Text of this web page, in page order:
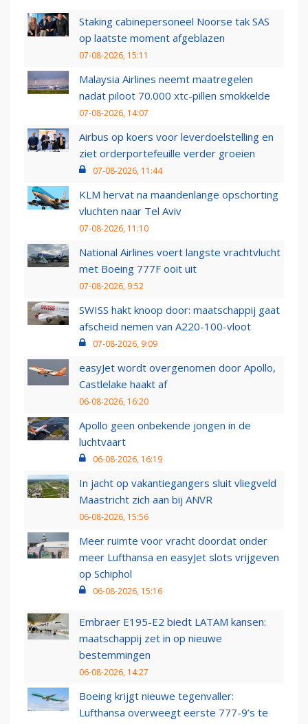
Staking cabinepersoneel Noorse tak SAS
op laatste moment afgeblazen
07-08-2026, 15:11
Malaysia Airlines neemt maatregelen
nadat piloot 70.000 xtc-pillen smokkelde
07-08-2026, 14:07
Airbus op koers voor leverdoelstelling en
ziet orderportefeuille verder groeien
07-08-2026, 11:44
KLM hervat na maandenlange opschorting
vluchten naar Tel Aviv
07-08-2026, 11:10
National Airlines voert langste vrachtvlucht
met Boeing 777F ooit uit
07-08-2026, 9:52
SWISS hakt knoop door: maatschappij gaat
afscheid nemen van A220-100-vloot
07-08-2026, 9:09
easyJet wordt overgenomen door Apollo,
Castlelake haakt af
06-08-2026, 16:20
Apollo geen onbekende jongen in de
luchtvaart
06-08-2026, 16:19
In jacht op vakantiegangers sluit vliegveld
Maastricht zich aan bij ANVR
06-08-2026, 15:56
Meer ruimte voor vracht doordat onder
meer Lufthansa en easyJet slots vrijgeven
op Schiphol
06-08-2026, 15:16
Embraer E195-E2 biedt LATAM kansen:
maatschappij zet in op nieuwe
bestemmingen
06-08-2026, 14:27
Boeing krijgt nieuwe tegenvaller:
Lufthansa overweegt eerste 777-9’s te